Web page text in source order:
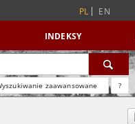
PL EN
INDEKSY
zaawansowane ?